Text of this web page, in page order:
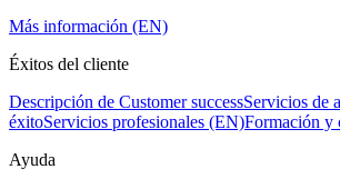
Más información (EN)
Éxitos del cliente
Descripción de Customer successServicios de
éxitoServicios profesionales (EN)Formación y
Ayuda